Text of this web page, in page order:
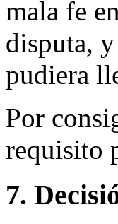
mala fe
disputa,
pudiera
Por
requisito
7.